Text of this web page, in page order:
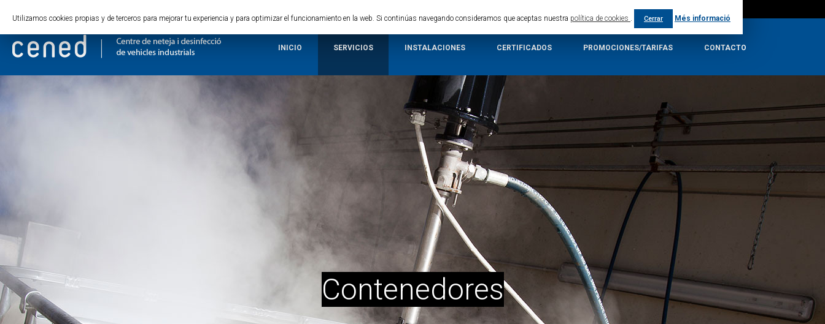
INICIO SERVICIOS INSTALACIONES CERTIFICADOS PROMOCIONES/TARIFAS CONTACTO
Contenedores
Utilizamos cookies propias y de terceros para mejorar tu experiencia y para optimizar el funcionamiento en la web. Si continúas navegando consideramos que aceptas nuestra política de cookies . Cerrar Més informació